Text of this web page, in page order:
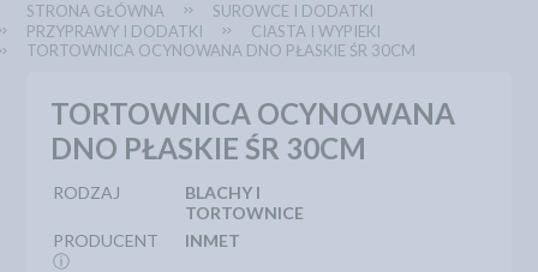
STRONA GŁÓWNA
SUROWCE I DODATKI
PRZYPRAWY I DODATKI
CIASTA I WYPIEKI
TORTOWNICA OCYNOWANA DNO PŁASKIE ŚR 30CM
TORTOWNICA OCYNOWANA
DNO PŁASKIE ŚR 30CM
RODZAJ
BLACHY I
TORTOWNICE
PRODUCENT
ⓘ
INMET